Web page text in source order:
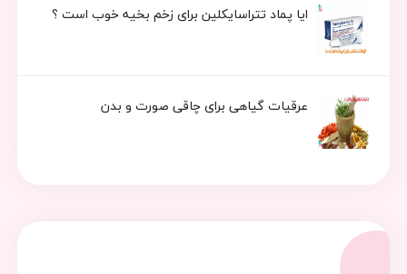
ایا پماد تتراسایکلین برای زخم بخیه خوب است ؟
عرقیات گیاهی برای چاقی صورت و بدن